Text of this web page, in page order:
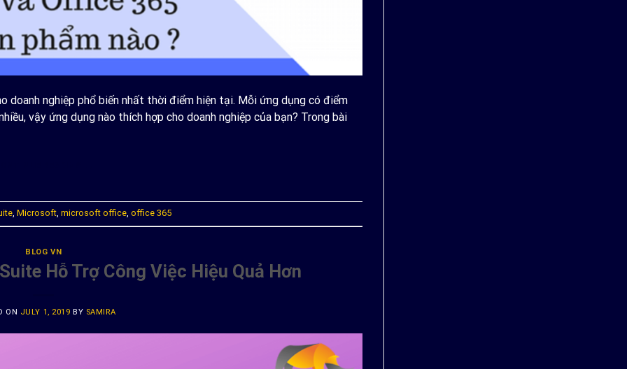
doanh nghiệp phổ biến nhất thời điểm hiện tại. Mỗi ứng dụng có điểm
vậy ứng dụng nào thích hợp cho doanh nghiệp của bạn? Trong bài
, Microsoft, microsoft office, office 365
BLOG VN
Hỗ Trợ Công Việc Hiệu Quả Hơn
ON JULY 1, 2019 BY SAMIRA